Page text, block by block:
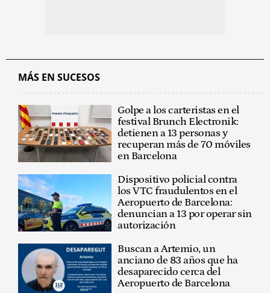
MÁS EN SUCESOS
Golpe a los carteristas en el
festival Brunch Electronik:
detienen a 13 personas y
recuperan más de 70 móviles
en Barcelona
Dispositivo policial contra
los VTC fraudulentos en el
Aeropuerto de Barcelona:
denuncian a 13 por operar sin
autorización
Buscan a Artemio, un
anciano de 83 años que ha
desaparecido cerca del
Aeropuerto de Barcelona